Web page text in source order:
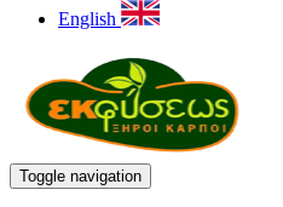
English
Toggle navigation